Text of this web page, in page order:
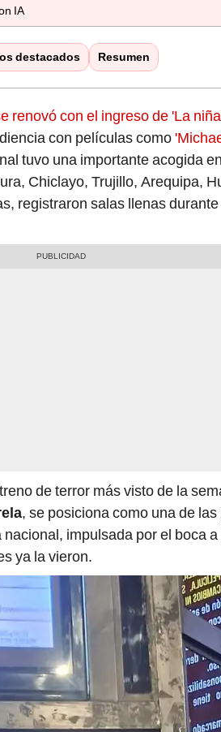
IA
destacados Resumen
renovó con el ingreso de 'La
con películas como
tuvo una importante acogida
Chiclayo, Trujillo, Arequipa,
registraron salas llenas
de terror más visto de la
, se posiciona como una de
impulsada por el boca
ya la vieron.